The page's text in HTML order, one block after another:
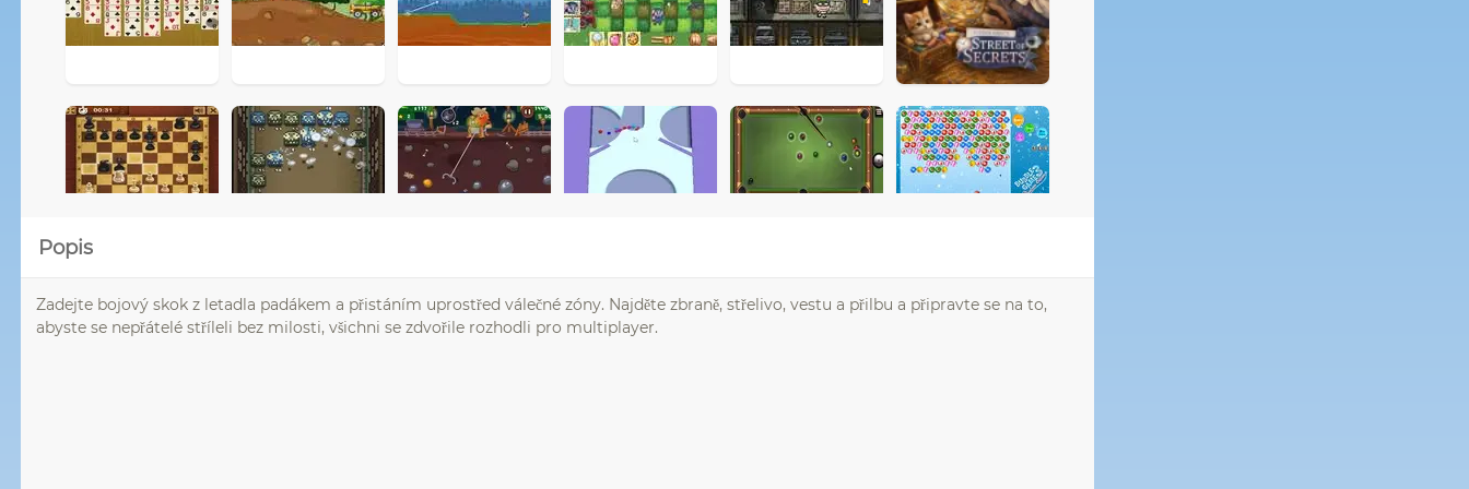
Popis
Zadejte bojový skok z letadla padákem a přistáním uprostřed válečné zóny. Najděte zbraně, střelivo, vestu a přilbu a připravte se na to,
abyste se nepřátelé stříleli bez milosti, všichni se zdvořile rozhodli pro multiplayer.